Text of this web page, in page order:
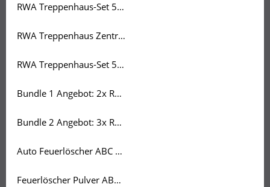
RWA Treppenhaus-Set 5A + 2 Handtaster
RWA Treppenhaus Zentrale - Single 5A
RWA Treppenhaus-Set 5A - Expert
Bundle 1 Angebot: 2x RWA-Set 5A inkl. Handtaster + Rauchmelder
Bundle 2 Angebot: 3x RWA-Set 5A inkl. Handtaster + Rauchmelder
Auto Feuerlöscher ABC 2 KG
Feuerlöscher Pulver ABC 6 KG